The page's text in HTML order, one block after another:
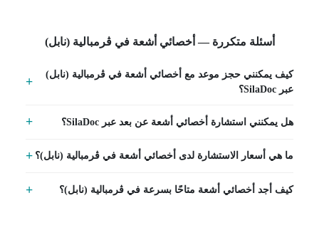
أسئلة متكررة — أخصائي أشعة في ڨرمبالية (نابل)
كيف يمكنني حجز موعد مع أخصائي أشعة في ڨرمبالية (نابل)
عبر SilaDoc؟
هل يمكنني استشارة أخصائي أشعة عن بعد عبر SilaDoc؟
ما هي أسعار الاستشارة لدى أخصائي أشعة في ڨرمبالية (نابل)؟
كيف أجد أخصائي أشعة متاحًا بسرعة في ڨرمبالية (نابل)؟